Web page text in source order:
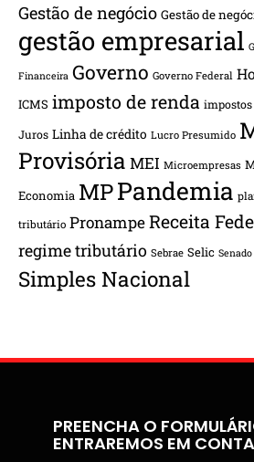
Gestão de negócio Gestão de
gestão empresarial
Financeira Governo Governo Federal
ICMS imposto de renda impostos
Juros Linha de crédito Lucro Presumido
Provisória MEI Microempresas
Economia MPPandemia
tributário PronampeReceita
regime tributário Sebrae Selic Senado
Simples Nacional
PREENCHA O
ENTRAREMOS EM